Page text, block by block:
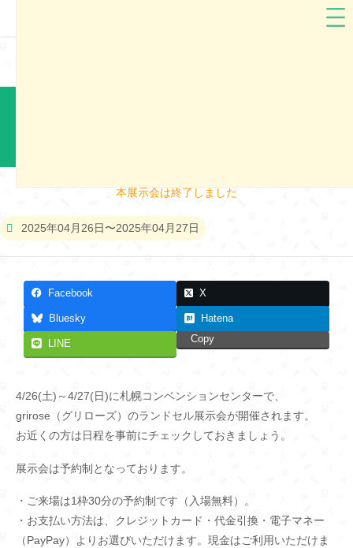
本展示会は終了しました
2025年04月26日〜2025年04月27日
Facebook X
Bluesky Hatena
LINE Copy
4/26(土)～4/27(日)に札幌コンベンションセンターで、
grirose（グリローズ）のランドセル展示会が開催されます。
お近くの方は日程を事前にチェックしておきましょう。
展示会は予約制となっております。
・ご来場は1枠30分の予約制です（入場無料）。
・お支払い方法は、クレジットカード・代金引換・電子マネー
（PayPay）よりお選びいただけます。現金はご利用いただけま